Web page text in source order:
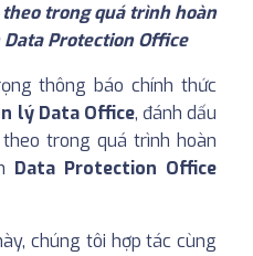
trong quá trình hoàn
Protection Office
thông báo chính thức
lý Data Office, đánh dấu
trong quá trình hoàn
Data Protection Office
chúng tôi hợp tác cùng